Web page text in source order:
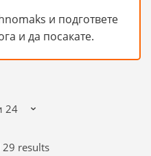
и подгответе
и да посакате.
resultsSorted